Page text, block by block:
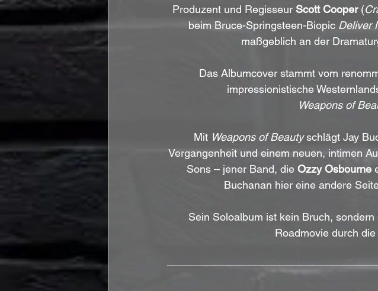
Produzent und Regisseur Scott Cooper (
beim Bruce-Springsteen-Biopic Deliver
maßgeblich an der
Das Albumcover stammt vom
impressionistische
Weapons of
Mit Weapons of Beauty schlägt Jay
Vergangenheit und einem neuen, intimen
Sons – jener Band, die Ozzy Osbourne
Buchanan hier eine andere
Sein Soloalbum ist kein Bruch,
Roadmovie durch